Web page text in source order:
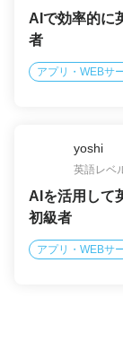
AIで効率的に
者
アプリ・WEBサ
yoshi
英語レベ
AIを活用して
初級者
アプリ・WEBサ